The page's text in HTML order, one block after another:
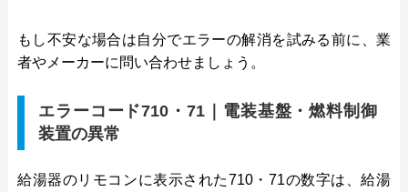
もし不安な場合は自分でエラーの解消を試みる前に、業
者やメーカーに問い合わせましょう。
エラーコード710・71｜電装基盤・燃料制御
装置の異常
給湯器のリモコンに表示された710・71の数字は、給湯